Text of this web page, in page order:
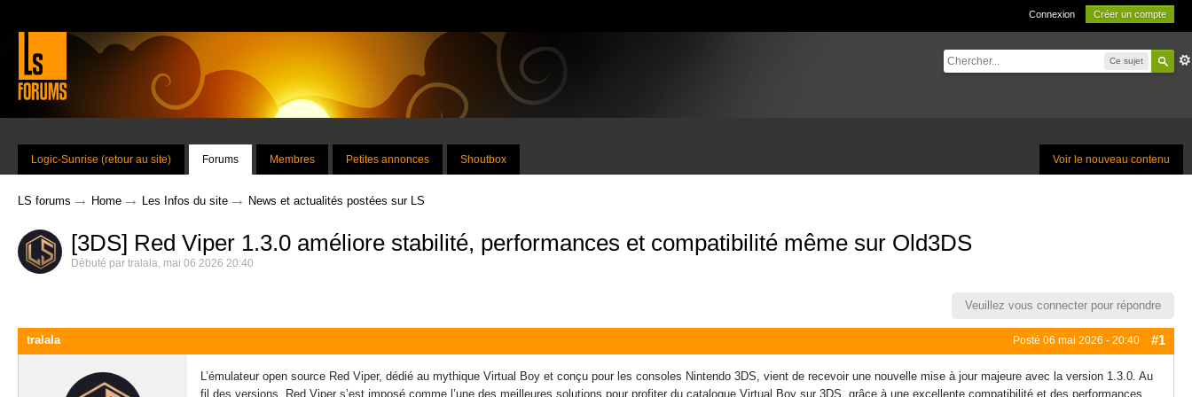
Connexion Créer un compte
Ce sujet
Voir le nouveau contenu
Logic-Sunrise (retour au site) Forums Membres Petites annonces Shoutbox
LS forums → Home → Les Infos du site → News et actualités postées sur LS
[3DS] Red Viper 1.3.0 améliore stabilité, performances et compatibilité même sur Old3DS
Débuté par tralala, mai 06 2026 20:40
Veuillez vous connecter pour répondre
Posté 06 mai 2026 - 20:40 #1
tralala
L’émulateur open source Red Viper, dédié au mythique Virtual Boy et conçu pour les consoles Nintendo 3DS, vient de recevoir une nouvelle mise à jour majeure avec la version 1.3.0. Au
fil des versions, Red Viper s’est imposé comme l’une des meilleures solutions pour profiter du catalogue Virtual Boy sur 3DS, grâce à une excellente compatibilité et des performances